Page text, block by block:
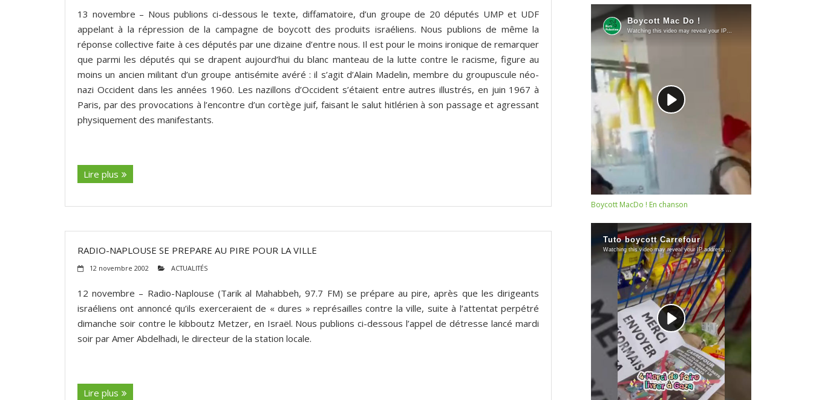
13 novembre – Nous publions ci-dessous le texte, diffamatoire, d’un groupe de 20 députés UMP et UDF
appelant à la répression de la campagne de boycott des produits israéliens. Nous publions de même la
réponse collective faite à ces députés par une dizaine d’entre nous. Il est pour le moins ironique de remarquer
que parmi les députés qui se drapent aujourd’hui du blanc manteau de la lutte contre le racisme, figure au
moins un ancien militant d’un groupe antisémite avéré : il s’agit d’Alain Madelin, membre du groupuscule néo-
nazi Occident dans les années 1960. Les nazillons d’Occident s’étaient entre autres illustrés, en juin 1967 à
Paris, par des provocations à l’encontre d’un cortège juif, faisant le salut hitlérien à son passage et agressant
physiquement des manifestants.
Lire plus
RADIO-NAPLOUSE SE PREPARE AU PIRE POUR LA VILLE
12 novembre 2002 ACTUALITÉS
12 novembre – Radio-Naplouse (Tarik al Mahabbeh, 97.7 FM) se prépare au pire, après que les dirigeants
israéliens ont annoncé qu’ils exerceraient de « dures » représailles contre la ville, suite à l’attentat perpétré
dimanche soir contre le kibboutz Metzer, en Israël. Nous publions ci-dessous l’appel de détresse lancé mardi
soir par Amer Abdelhadi, le directeur de la station locale.
Lire plus
Boycott MacDo ! En chanson